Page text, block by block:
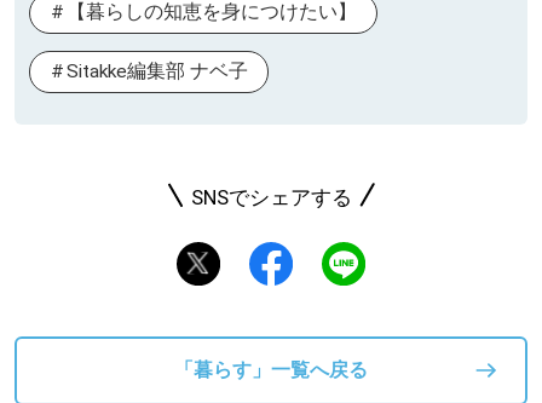
【暮らしの知恵を身につけたい】
Sitakke編集部 ナベ子
SNSでシェアする
「暮らす」一覧へ戻る